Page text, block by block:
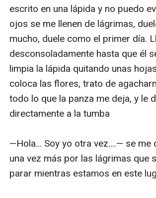
escrito en una lápida y no puedo
ojos se me llenen de lágrimas,
mucho, duele como el primer día.
desconsoladamente hasta que él
limpia la lápida quitando unas
coloca las flores, trato de
todo lo que la panza me deja, y le
directamente a la tumba
—Hola... Soy yo otra vez....— se me
una vez más por las lágrimas que
parar mientras estamos en este